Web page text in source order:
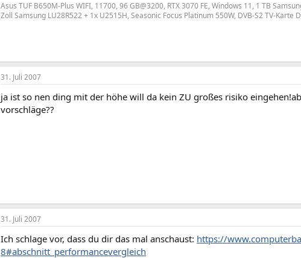
Asus TUF B650M-Plus WIFI, 11700, 96 GB@3200, RTX 3070 FE, Windows 11, 1 TB
Zoll Samsung LU28R522 + 1x U2515H, Seasonic Focus Platinum 550W, DVB-S2 TV-Karte
31. Juli 2007
ja ist so nen ding mit der höhe will da kein ZU großes risiko
vorschläge??
31. Juli 2007
Ich schlage vor, dass du dir das mal anschaust: https://
8#abschnitt_performancevergleich